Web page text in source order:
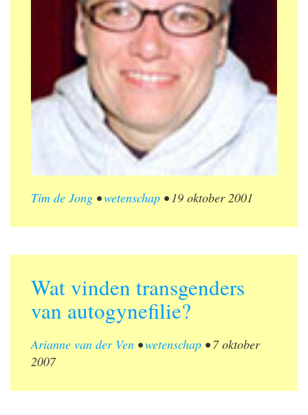
Tim de Jong •wetenschap • 19 oktober 2001
Wat vinden transgenders
van autogynefilie?
Arianne van der Ven •wetenschap •7 oktober
2007